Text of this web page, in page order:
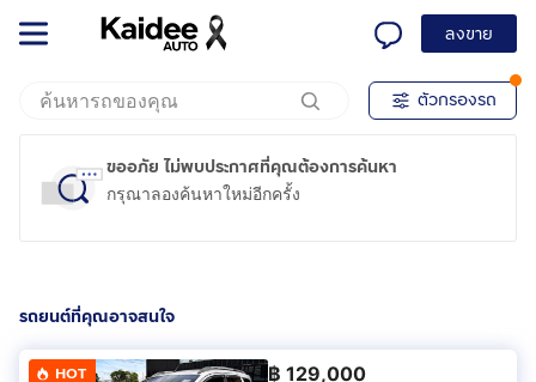
ลงขาย
ตัวกรองรถ
ขออภัย ไม่พบประกาศที่คุณต้องการค้นหา
กรุณาลองค้นหาใหม่อีกครั้ง
รถยนต์ที่คุณอาจสนใจ
HOT ฿ 129,000